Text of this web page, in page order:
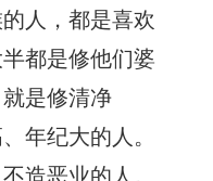
人，都是喜欢
都是修他们婆
是修清净
年纪大的人。
造恶业的人。